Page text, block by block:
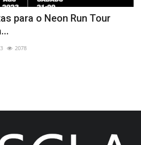
para o Neon Run Tour
2078